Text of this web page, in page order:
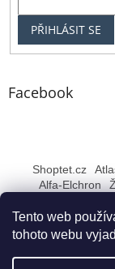
Tento web
tohoto webu
PŘIHLÁSIT SE
Facebook
Shoptet.cz
Alfa-Elchron